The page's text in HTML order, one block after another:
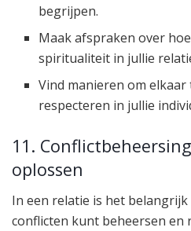
begrijpen.
Maak afspraken over
spiritualiteit in jullie
Vind manieren om
respecteren in jullie
11.
oplossen
In een relatie is het
conflicten kunt beheersen en